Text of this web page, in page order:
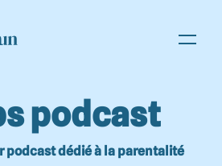
podcast
podcast dédié à la parentalité